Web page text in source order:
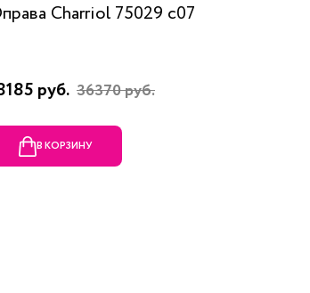
Charriol 75029 c07
руб. 36370 руб.
В КОРЗИНУ